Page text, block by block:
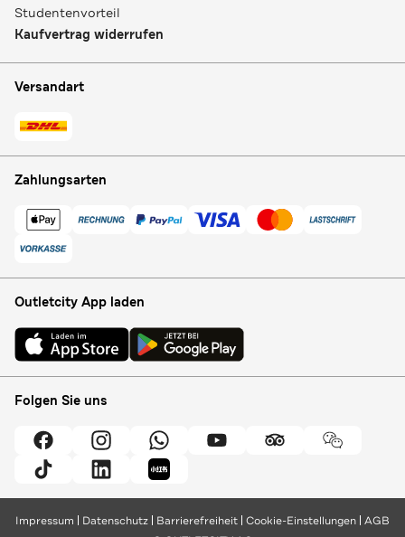
Studentenvorteil
Kaufvertrag widerrufen
Versandart
Zahlungsarten
Outletcity App laden
Folgen Sie uns
Impressum Datenschutz Barrierefreiheit Cookie-Einstellungen AGB